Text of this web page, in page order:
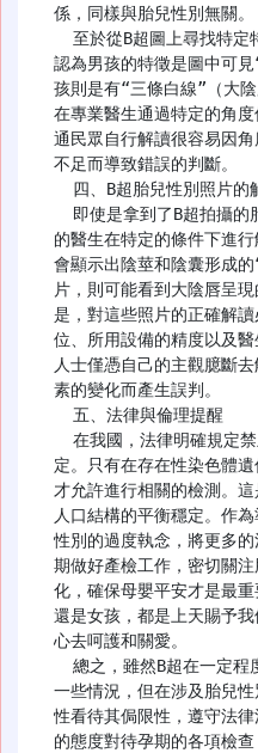
係，同樣與胎兒性別無關。
認為男孩的特徵是圖中可
孩則是有“三條白線”（大
在專業醫生通過特定的角
通民眾自行解讀很容易因
不足而導致錯誤的判斷。
的醫生在特定的條件下進
會顯示出陰莖和陰囊形成
片，則可能看到大陰唇呈
是，對這些照片的正確解
位、所用設備的精度以及
人士僅憑自己的主觀臆斷
素的變化而產生誤判。
定。只有在存在性染色體
才允許進行相關的檢測。
人口結構的平衡穩定。作
性別的過度執念，將更多
期做好產檢工作，密切關
化，確保母嬰平安才是最
還是女孩，都是上天賜予
心去呵護和關愛。
一些情況，但在涉及胎兒
性看待其侷限性，遵守法
的態度對待孕期的各項檢查